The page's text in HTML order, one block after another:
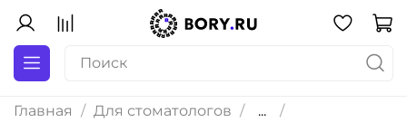
Главная Для стоматологов
...